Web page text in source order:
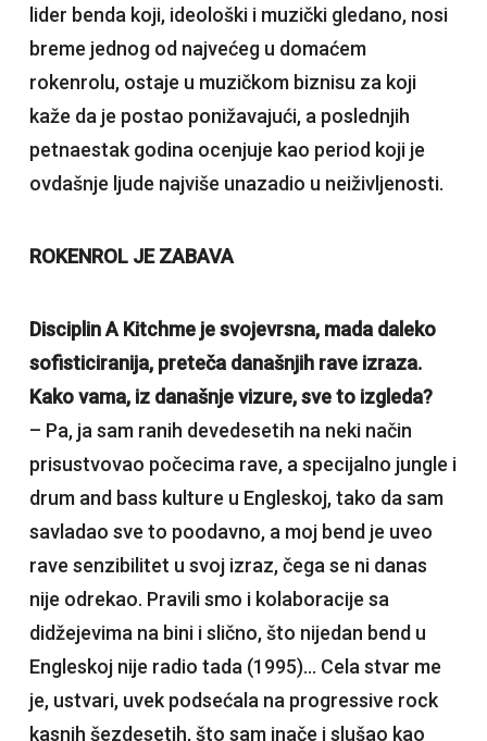
lider benda koji, ideološki i muzički gledano, nosi
breme jednog od najvećeg u domaćem
rokenrolu, ostaje u muzičkom biznisu za koji
kaže da je postao ponižavajući, a poslednjih
petnaestak godina ocenjuje kao period koji je
ovdašnje ljude najviše unazadio u neiživljenosti.
ROKENROL JE ZABAVA
Disciplin A Kitchme je svojevrsna, mada daleko
sofisticiranija, preteča današnjih rave izraza.
Kako vama, iz današnje vizure, sve to izgleda?
– Pa, ja sam ranih devedesetih na neki način
prisustvovao počecima rave, a specijalno jungle i
drum and bass kulture u Engleskoj, tako da sam
savladao sve to poodavno, a moj bend je uveo
rave senzibilitet u svoj izraz, čega se ni danas
nije odrekao. Pravili smo i kolaboracije sa
didžejevima na bini i slično, što nijedan bend u
Engleskoj nije radio tada (1995)… Cela stvar me
je, ustvari, uvek podsećala na progressive rock
kasnih šezdesetih, što sam inače i slušao kao